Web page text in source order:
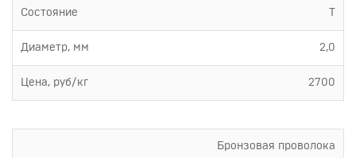
Состояние
Диаметр, мм 2,0
Цена, руб/кг 2700
Бронзовая проволока